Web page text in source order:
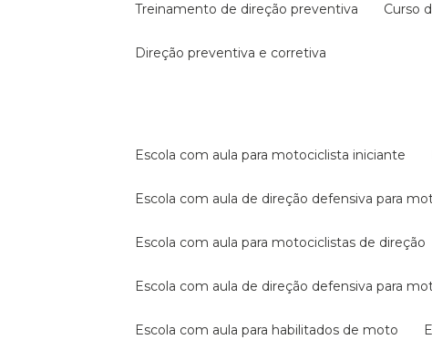
treinamento de direção preventiva curso
direção preventiva e corretiva
escola com aula para motociclista iniciante
escola com aula de direção defensiva para
escola com aula para motociclistas de direção
escola com aula de direção defensiva para
escola com aula para habilitados de moto